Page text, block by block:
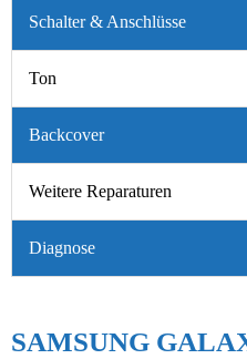
Schalter & Anschlüsse
Ton
Backcover
Weitere Reparaturen
Diagnose
SAMSUNG